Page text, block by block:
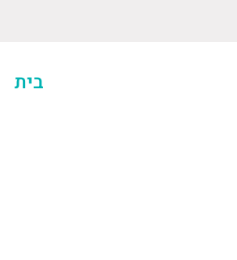
בית